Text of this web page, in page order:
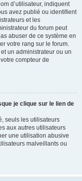
d’utilisateur, indiquent
avez publié ou identifient
et les
du forum peut
abuser de ce système en
votre rang sur le forum.
un administrateur ou un
compteur de
je clique sur le lien de
seuls les utilisateurs
aux autres utilisateurs
une utilisation abusive
malveillants ou